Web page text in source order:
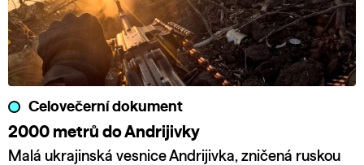
Celovečerní dokument
2000 metrů do Andrijivky
Malá ukrajinská vesnice Andrijivka, zničená ruskou